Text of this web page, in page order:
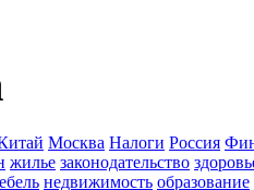
Москва Налоги Россия
жилье законодательство
недвижимость образование